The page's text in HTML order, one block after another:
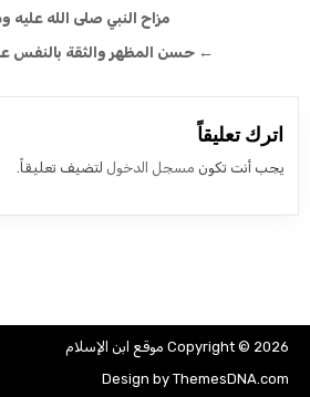
تصفّح المقالاتمزاح النبي صلى الله
← حسن المظهر والثقة بالنفس
اترك تعليقاً
يجب أنت تكون مسجل الدخول لتضيف تعليقاً.
Copyright © 2026 موقع ابن الإسلام
Design by ThemesDNA.com